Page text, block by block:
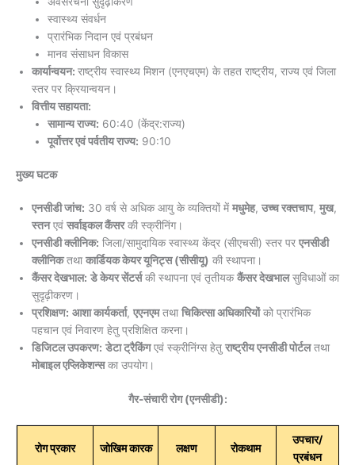
स्वास्थ्य संवर्धन
प्रारंभिक निदान एवं प्रबंधन
मानव संसाधन विकास
कार्यान्वयन: राष्ट्रीय स्वास्थ्य मिशन (एनएचएम) के तहत राष्ट्रीय, राज्य एवं जिला
स्तर पर क्रियान्वयन।
वित्तीय सहायता:
सामान्य राज्य: 60:40 (केंद्र:राज्य)
पूर्वोत्तर एवं पर्वतीय राज्य: 90:10
मुख्य घटक
एनसीडी जांच: 30 वर्ष से अधिक आयु के व्यक्तियों मेंमधुमेह, उच्च रक्तचाप, मुख,
स्तनएवं सर्वाइकल कैंसरकी स्क्रीनिंग।
एनसीडी क्लीनिक: जिला/सामुदायिक स्वास्थ्य केंद्र (सीएचसी) स्तर पर एनसीडी
क्लीनिकतथा कार्डियक केयर यूनिट्स (सीसीयू) की स्थापना।
कैंसर देखभाल: डे केयर सेंटर्सकी स्थापना एवं तृतीयककैंसर देखभालसुविधाओं का
सुदृढ़ीकरण।
प्रशिक्षण: आशा कार्यकर्ता, एएनएमतथा चिकित्सा अधिकारियोंको प्रारंभिक
पहचान एवं निवारण हेतु प्रशिक्षित करना।
डिजिटल उपकरण: डेटा ट्रैकिंगएवं स्क्रीनिंग्स हेतु राष्ट्रीय एनसीडी पोर्टलतथा
मोबाइल एप्लिकेशन्सका उपयोग।
गैर-संचारी रोग (एनसीडी):
रोग प्रकार जोखिम कारक लक्षण रोकथाम
उपचार/
प्रबंधन